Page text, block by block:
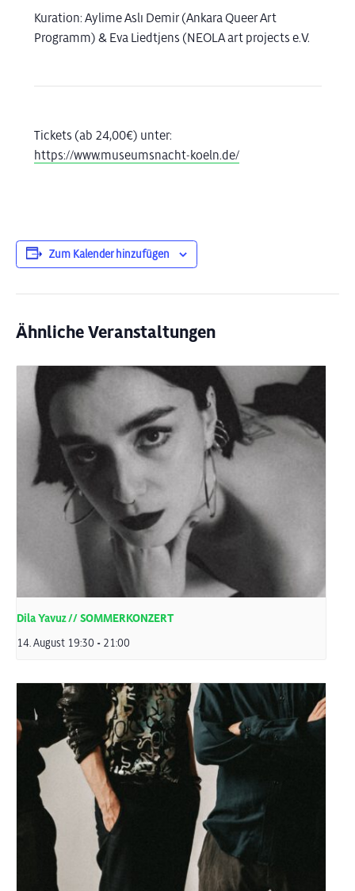
Kuration: Aylime Aslı Demir (Ankara Queer Art
Programm) & Eva Liedtjens (NEOLA art projects e.V.
Tickets (ab 24,00€) unter:
https://www.museumsnacht-koeln.de/
Zum Kalender hinzufügen
Ähnliche Veranstaltungen
Dila Yavuz // SOMMERKONZERT
14. August 19:30 - 21:00